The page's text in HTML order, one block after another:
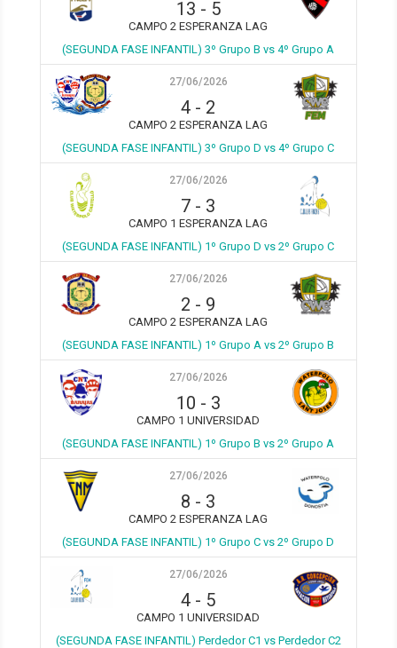
13 - 5
CAMPO 2 ESPERANZA LAG
(SEGUNDA FASE INFANTIL) 3º Grupo B vs 4º Grupo A
27/06/2026
4 - 2
CAMPO 2 ESPERANZA LAG
(SEGUNDA FASE INFANTIL) 3º Grupo D vs 4º Grupo C
27/06/2026
7 - 3
CAMPO 1 ESPERANZA LAG
(SEGUNDA FASE INFANTIL) 1º Grupo D vs 2º Grupo C
27/06/2026
2 - 9
CAMPO 2 ESPERANZA LAG
(SEGUNDA FASE INFANTIL) 1º Grupo A vs 2º Grupo B
27/06/2026
10 - 3
CAMPO 1 UNIVERSIDAD
(SEGUNDA FASE INFANTIL) 1º Grupo B vs 2º Grupo A
27/06/2026
8 - 3
CAMPO 2 ESPERANZA LAG
(SEGUNDA FASE INFANTIL) 1º Grupo C vs 2º Grupo D
27/06/2026
4 - 5
CAMPO 1 UNIVERSIDAD
(SEGUNDA FASE INFANTIL) Perdedor C1 vs Perdedor C2